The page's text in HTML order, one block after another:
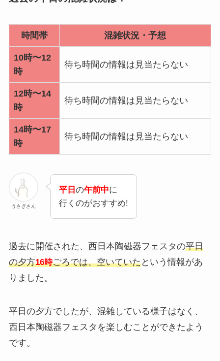
時間帯 混雑状況・予想
10時〜12
時
待ち時間の情報は見当たらない
12時〜14
時
待ち時間の情報は見当たらない
14時〜17
時
待ち時間の情報は見当たらない
うさぎさん
平日 の午前中に
行くのがおすすめ!
過去に開催された、西日本陶磁器フェスタの平日
の夕方16時ごろでは、空いていたという情報があ
りました。
平日の夕方でしたが、混雑している様子はなく、
西日本陶磁器フェスタを楽しむことができたよう
です。